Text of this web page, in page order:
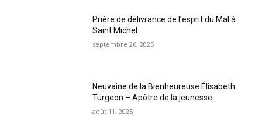
Prière de délivrance de l’esprit du Mal à
Saint Michel
septembre 26, 2025
Neuvaine de la Bienheureuse Élisabeth
Turgeon – Apôtre de la jeunesse
août 11, 2025